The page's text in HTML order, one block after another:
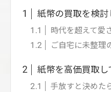
1 紙幣の買取を検討
1.1 時代を超えて愛
1.2 ご自宅に未整理
2 紙幣を高価買取
2.1 手放すと決めた